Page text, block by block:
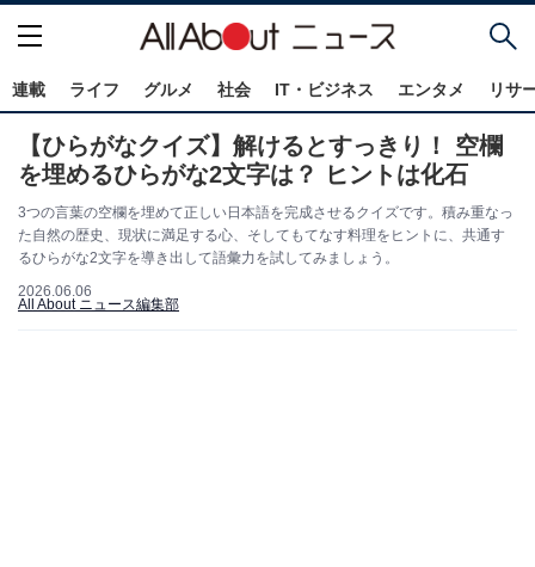
連載 ライフ グルメ 社会 IT・ビジネス エンタメ リサ
【ひらがなクイズ】解けるとすっきり！ 空欄
を埋めるひらがな2文字は？ ヒントは化石
3つの言葉の空欄を埋めて正しい日本語を完成させるクイズです。積み重なっ
た自然の歴史、現状に満足する心、そしてもてなす料理をヒントに、共通す
るひらがな2文字を導き出して語彙力を試してみましょう。
2026.06.06
All About ニュース編集部